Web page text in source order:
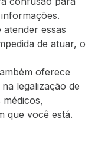
essas
de atuar, o
oferece
legalização de
que você está.